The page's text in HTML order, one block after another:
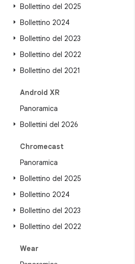
Bollettino del 2025
Bollettino 2024
Bollettino del 2023
Bollettino del 2022
Bollettino del 2021
Android XR
Panoramica
Bollettini del 2026
Chromecast
Panoramica
Bollettino del 2025
Bollettino 2024
Bollettino del 2023
Bollettino del 2022
Wear